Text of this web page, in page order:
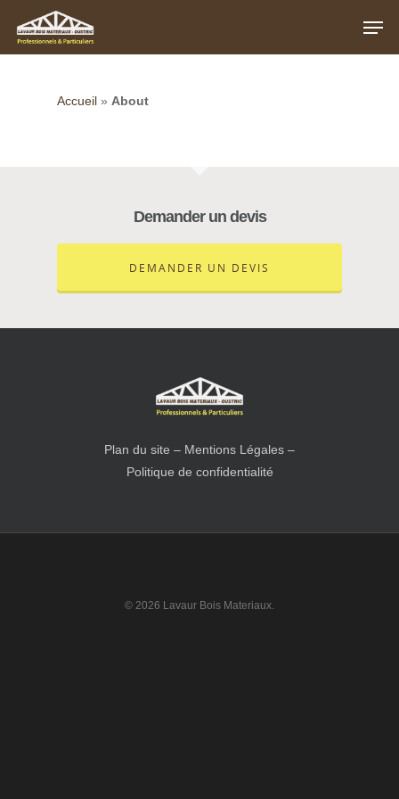
Accueil » About
Demander un devis
DEMANDER UN DEVIS
Plan du site – Mentions Légales –
Politique de confidentialité
© 2026 Lavaur Bois Materiaux.